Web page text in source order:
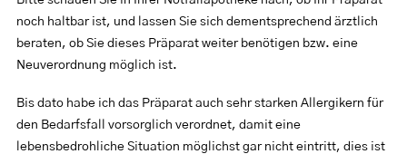
noch haltbar ist, und lassen Sie sich dementsprechend ärztlich
beraten, ob Sie dieses Präparat weiter benötigen bzw. eine
Neuverordnung möglich ist.
Bis dato habe ich das Präparat auch sehr starken Allergikern für
den Bedarfsfall vorsorglich verordnet, damit eine
lebensbedrohliche Situation möglichst gar nicht eintritt, dies ist